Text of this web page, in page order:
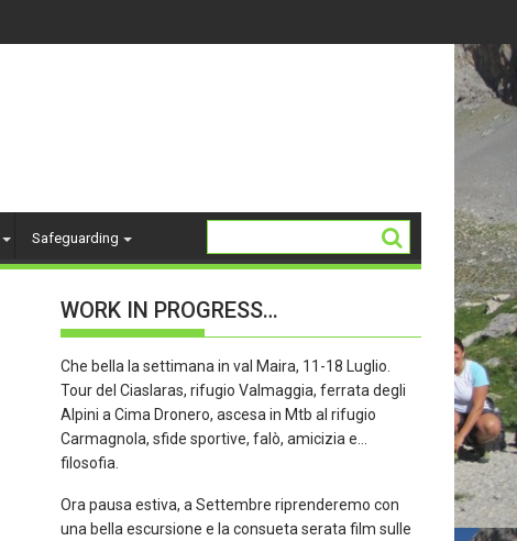
Safeguarding
WORK IN PROGRESS…
Che bella la settimana in val Maira, 11-18 Luglio.
Tour del Ciaslaras, rifugio Valmaggia, ferrata degli
Alpini a Cima Dronero, ascesa in Mtb al rifugio
Carmagnola, sfide sportive, falò, amicizia e…
filosofia.
Ora pausa estiva, a Settembre riprenderemo con
una bella escursione e la consueta serata film sulle